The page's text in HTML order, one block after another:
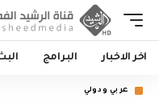
اخر الاخبار البرامج
عربي ودولي